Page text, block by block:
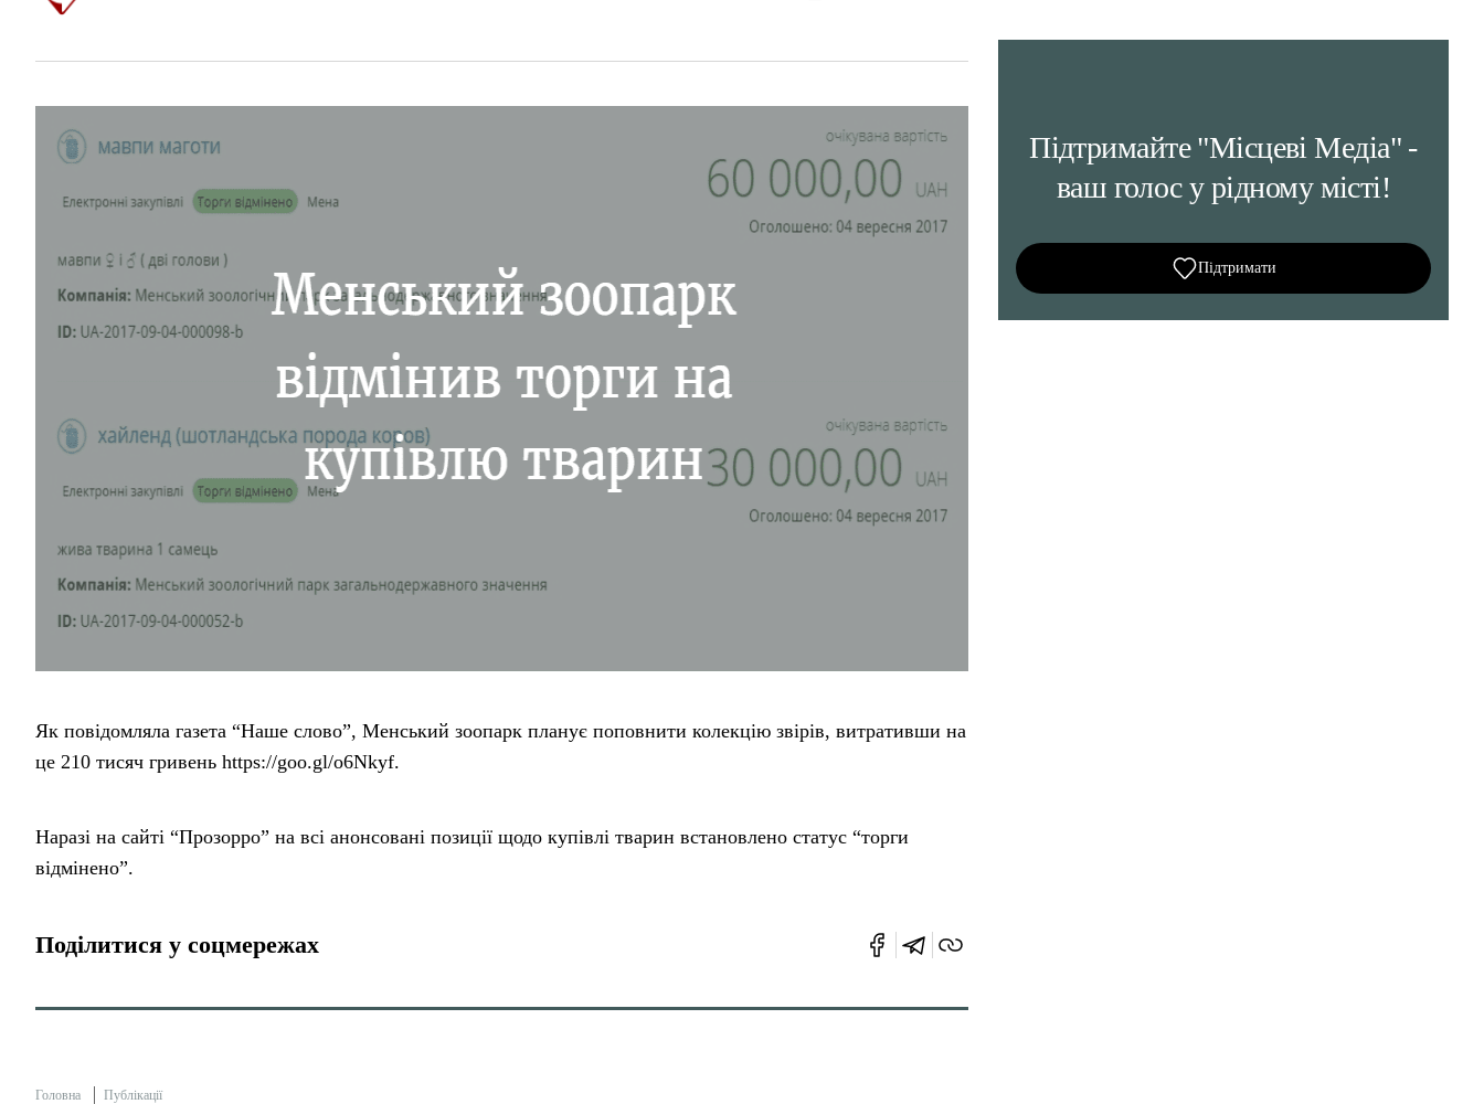
Як повідомляла газета “Наше слово”, Менський зоопарк планує поповнити колекцію звірів, витративши на
це 210 тисяч гривень https://goo.gl/o6Nkyf.
Наразі на сайті “Прозорро” на всі анонсовані позиції щодо купівлі тварин встановлено статус “торги
відмінено”.
Поділитися у соцмережах
Головна Публікації
Підтримайте "Місцеві Медіа" -
ваш голос у рідному місті!
Підтримати